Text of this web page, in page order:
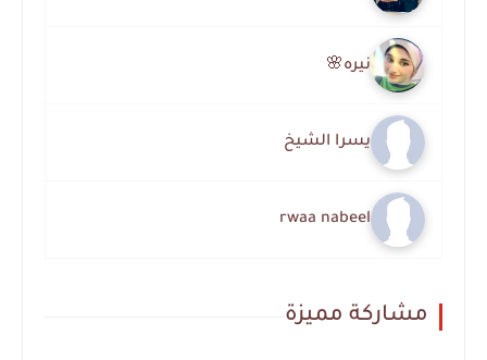
نيره🌸
يسرا الشيخ
rwaa nabeel
مشاركة مميزة